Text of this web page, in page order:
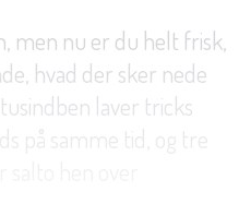
men nu er du helt frisk,
hvad der sker nede
laver tricks
på samme tid, og tre